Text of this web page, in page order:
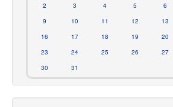
2
3 4 5 6
9
10 11 12 13
16
17 18 19 20
23
24 25 26 27
30
31